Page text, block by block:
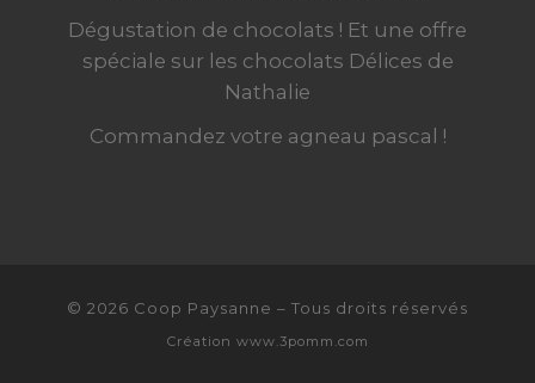
Dégustation de chocolats ! Et une offre
spéciale sur les chocolats Délices de
Nathalie
Commandez votre agneau pascal !
© 2026 Coop Paysanne – Tous droits réservés
Création www.3pomm.com